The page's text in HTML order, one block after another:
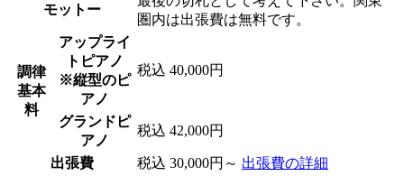
モットー
圏内は出張費は無料です。
調律
基本
料
アップライ
トピアノ
※縦型のピ
アノ
税込 40,000円
グランドピ
アノ
税込 42,000円
出張費 税込 30,000円～ 出張費の詳細